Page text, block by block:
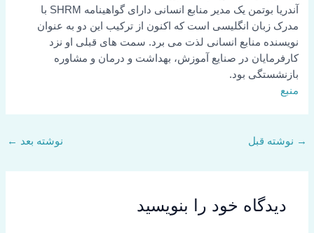
آندریا بوتمن یک مدیر منابع انسانی دارای گواهینامه SHRM با
مدرک زبان انگلیسی است که اکنون از ترکیب این دو به عنوان
نویسنده منابع انسانی لذت می برد. سمت های قبلی او نزد
کارفرمایان در صنایع آموزش، بهداشت و درمان و مشاوره
بازنشستگی بود.
منبع
→ نوشته قبل نوشته بعد ←
دیدگاه‌ خود را بنویسید